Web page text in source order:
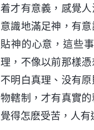
着才有意義，感覺
意識地滿足神，有
貼神的心意，這些
理，不像以前那樣
不明白真理、没有
物轄制，才有真實
覺得怎麽受苦，人有